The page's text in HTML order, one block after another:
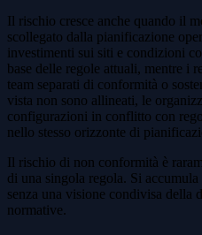
Il rischio cresce anche quando il
scollegato dalla pianificazione
investimenti sui siti e condizioni
base delle regole attuali, mentre i
team separati di conformità o
vista non sono allineati, le
configurazioni in conflitto con
nello stesso orizzonte di
Il rischio di non conformità è
di una singola regola. Si
senza una visione condivisa della
normative.